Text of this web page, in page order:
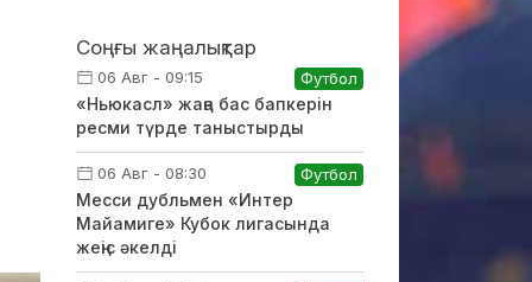
Соңғы жаңалықтар
06 Авг - 09:15 Футбол
«Ньюкасл» жаңа бас бапкерін
ресми түрде таныстырды
06 Авг - 08:30 Футбол
Месси дубльмен «Интер
Майамиге» Кубок лигасында
жеңіс әкелді